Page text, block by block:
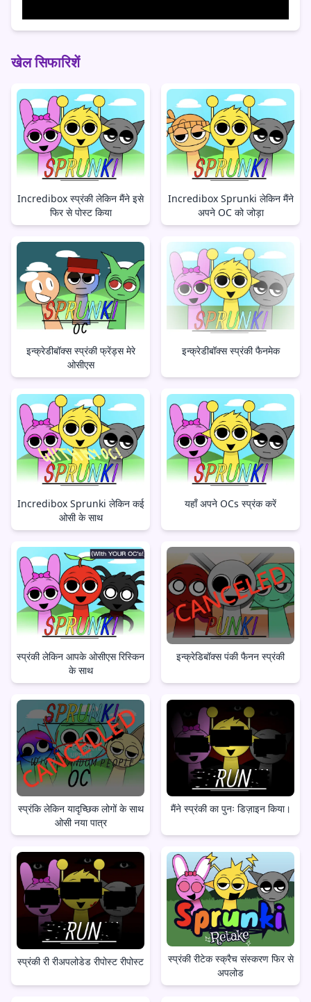
खेल सिफारिशें
Incredibox स्प्रंकी लेकिन मैंने इसे
फिर से पोस्ट किया
Incredibox Sprunki लेकिन मैंने
अपने OC को जोड़ा
इन्क्रेडीबॉक्स स्प्रंकी फ्रेंड्स मेरे
ओसीएस
इन्क्रेडीबॉक्स स्प्रंकी फैनमेक
Incredibox Sprunki लेकिन कई
ओसी के साथ
यहाँ अपने OCs स्प्रंक करें
स्प्रंकी लेकिन आपके ओसीएस रिस्किन
के साथ
इन्क्रेडिबॉक्स पंकी फैनन स्प्रंकी
स्प्रंकि लेकिन यादृच्छिक लोगों के साथ
ओसी नया पात्र
मैंने स्प्रंकी का पुनः डिज़ाइन किया।
स्प्रंकी री रीअपलोडेड रीपोस्ट रीपोस्ट
स्प्रंकी रीटेक स्क्रैच संस्करण फिर से
अपलोड